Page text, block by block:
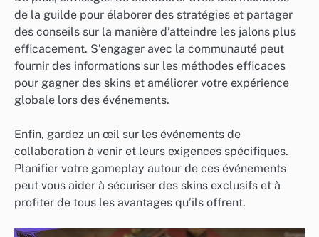
de la guilde pour élaborer des stratégies et partager
des conseils sur la manière d’atteindre les jalons plus
efficacement. S’engager avec la communauté peut
fournir des informations sur les méthodes efficaces
pour gagner des skins et améliorer votre expérience
globale lors des événements.
Enfin, gardez un œil sur les événements de
collaboration à venir et leurs exigences spécifiques.
Planifier votre gameplay autour de ces événements
peut vous aider à sécuriser des skins exclusifs et à
profiter de tous les avantages qu’ils offrent.